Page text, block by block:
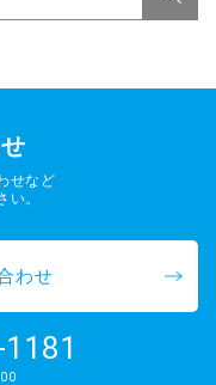
せなど
い。
わせ